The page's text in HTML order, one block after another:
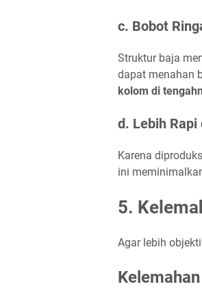
c. Bobot
Struktur baja
dapat menahan
kolom di
d. Lebih Rapi
Karena
ini
5.
Agar lebih